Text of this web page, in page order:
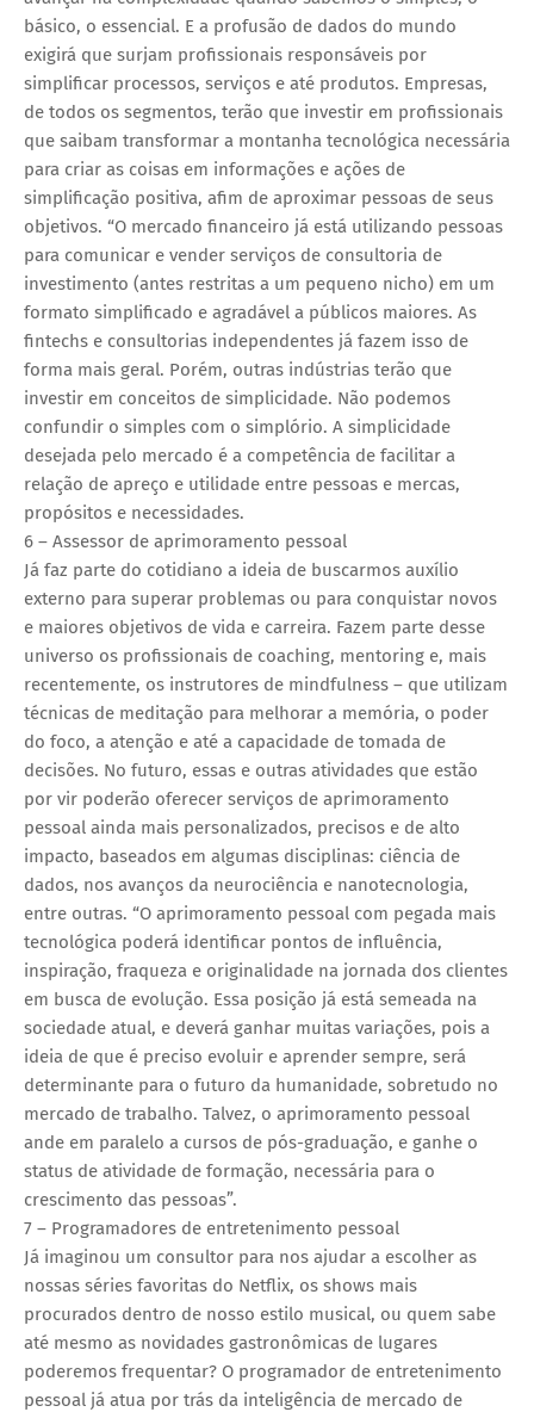
básico, o essencial. E a profusão de dados do mundo
exigirá que surjam profissionais responsáveis por
simplificar processos, serviços e até produtos. Empresas,
de todos os segmentos, terão que investir em profissionais
que saibam transformar a montanha tecnológica necessária
para criar as coisas em informações e ações de
simplificação positiva, afim de aproximar pessoas de seus
objetivos. “O mercado financeiro já está utilizando pessoas
para comunicar e vender serviços de consultoria de
investimento (antes restritas a um pequeno nicho) em um
formato simplificado e agradável a públicos maiores. As
fintechs e consultorias independentes já fazem isso de
forma mais geral. Porém, outras indústrias terão que
investir em conceitos de simplicidade. Não podemos
confundir o simples com o simplório. A simplicidade
desejada pelo mercado é a competência de facilitar a
relação de apreço e utilidade entre pessoas e mercas,
propósitos e necessidades.
6 – Assessor de aprimoramento pessoal
Já faz parte do cotidiano a ideia de buscarmos auxílio
externo para superar problemas ou para conquistar novos
e maiores objetivos de vida e carreira. Fazem parte desse
universo os profissionais de coaching, mentoring e, mais
recentemente, os instrutores de mindfulness – que utilizam
técnicas de meditação para melhorar a memória, o poder
do foco, a atenção e até a capacidade de tomada de
decisões. No futuro, essas e outras atividades que estão
por vir poderão oferecer serviços de aprimoramento
pessoal ainda mais personalizados, precisos e de alto
impacto, baseados em algumas disciplinas: ciência de
dados, nos avanços da neurociência e nanotecnologia,
entre outras. “O aprimoramento pessoal com pegada mais
tecnológica poderá identificar pontos de influência,
inspiração, fraqueza e originalidade na jornada dos clientes
em busca de evolução. Essa posição já está semeada na
sociedade atual, e deverá ganhar muitas variações, pois a
ideia de que é preciso evoluir e aprender sempre, será
determinante para o futuro da humanidade, sobretudo no
mercado de trabalho. Talvez, o aprimoramento pessoal
ande em paralelo a cursos de pós-graduação, e ganhe o
status de atividade de formação, necessária para o
crescimento das pessoas”.
7 – Programadores de entretenimento pessoal
Já imaginou um consultor para nos ajudar a escolher as
nossas séries favoritas do Netflix, os shows mais
procurados dentro de nosso estilo musical, ou quem sabe
até mesmo as novidades gastronômicas de lugares
poderemos frequentar? O programador de entretenimento
pessoal já atua por trás da inteligência de mercado de